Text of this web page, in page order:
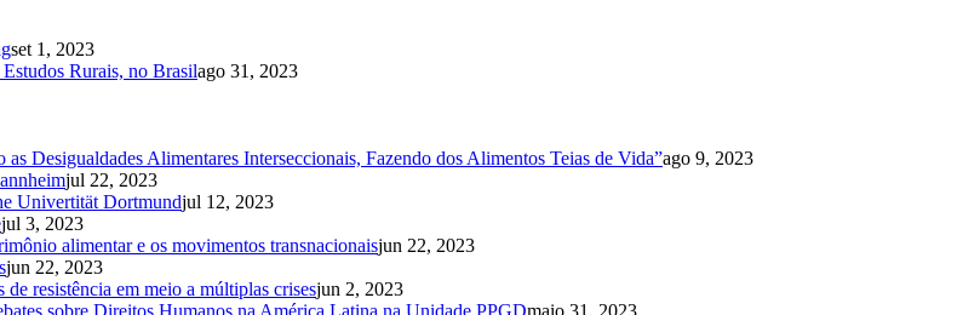
set 1, 2023
Rurais, no Brasilago 31, 2023
Desigualdades Alimentares Interseccionais, Fazendo dos Alimentos Teias de Vida”ago 9, 2023
jul 22, 2023
Univertität Dortmundjul 12, 2023
jul 3, 2023
alimentar e os movimentos transnacionaisjun 22, 2023
jun 22, 2023
resistência em meio a múltiplas crisesjun 2, 2023
sobre Direitos Humanos na América Latina na Unidade PPGDmaio 31, 2023